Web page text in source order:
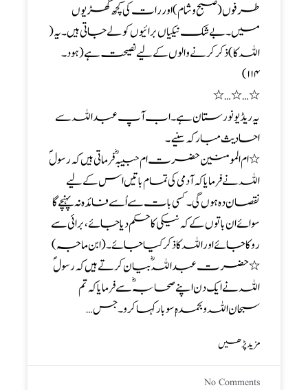
طرفوں( صبح و شام ) اور رات کی کچھ گھڑیوں
میں۔ بے شک نیکیاں برائیوں کو لے جاتی ہیں ۔ یہ (
اللہ کا) ذکر کرنے والوں کے لیے نصیحت ہے(ہود۔
۱۱۴)
٭…٭…٭
یہ ریڈیو نورستان ہے۔ اب آپ عبد اللہ سے
احادیث مبارکہ سنیے۔
٭ ام المومنین حضرت ام حبیبہ ؓ فرماتی ہیں کہ رسولؐ
اللہ نے فرمایا کہ آدمی کی تمام باتیں اس کے لیے
نقصان دہ ہو ں گی ۔ کسی بات سے اُسے فائدہ نہ پہنچے گا
سوائے ان باتوں کے کہ نیکی کا حکم دیا جائے ، برائی سے
روکا جائے اور اللہ کا ذکر کیا جائے ۔(ابن ماجہ)
٭ حضرت عبد اللہ ؓ بیان کرتے ہیں کہ رسول ؐ
اللہ نے ایک دن اپنے صحابہ ؓ سے فرمایا کہ تم
سبحان اللہ وبحمدہٖ سو بار کہا کرو۔جس…
مزید پڑھیں
No Comments